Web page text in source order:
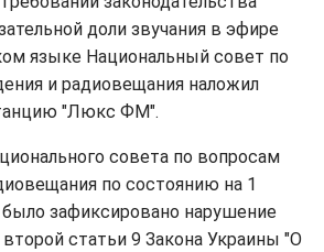
доли звучания в эфире
языке Национальный совет по
и радиовещания наложил
"Люкс ФМ".
совета по вопросам
по состоянию на 1
было зафиксировано нарушение
статьи 9 Закона Украины "О